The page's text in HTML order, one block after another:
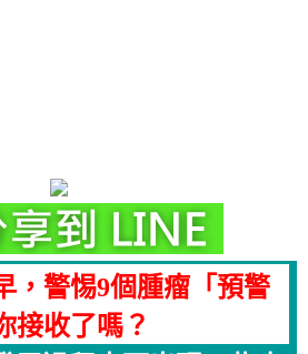
，警惕9個腫瘤「預警
接收了嗎？